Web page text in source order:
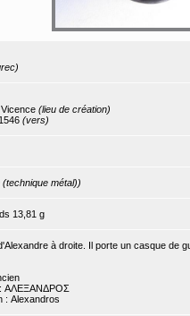
(lieu de création)
(vers)
(technique métal))
13,81 g
à droite. Il porte un casque de
: ΑΛΕΞΑΝΔΡΟΣ
: Alexandros